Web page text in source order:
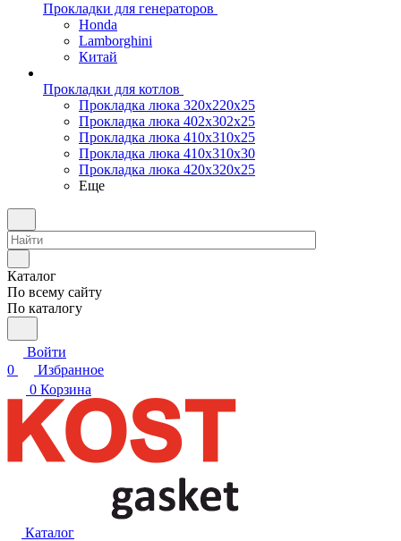
Прокладки для генераторов
Honda
Lamborghini
Китай
Прокладки для котлов
Прокладка люка 320x220x25
Прокладка люка 402x302x25
Прокладка люка 410x310x25
Прокладка люка 410х310х30
Прокладка люка 420x320x25
Еще
Каталог
По всему сайту
По каталогу
Войти
0
Избранное
0 Корзина
Каталог